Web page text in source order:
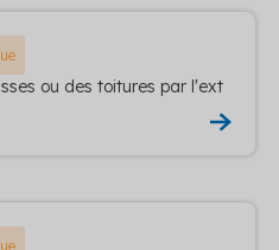
ou des toitures par l'ext